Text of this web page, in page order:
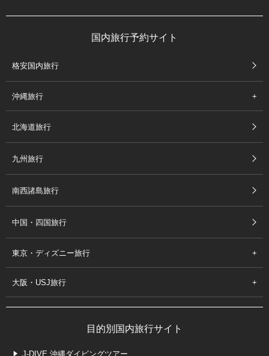
国内旅行予約サイト
格安国内旅行
沖縄旅行
北海道旅行
九州旅行
南西諸島旅行
中国・四国旅行
東京・ディズニー旅行
大阪・USJ旅行
目的別国内旅行サイト
J-DIVE 沖縄ダイビングツアー